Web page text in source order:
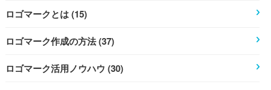
ロゴマークとは (15)
ロゴマーク作成の方法 (37)
ロゴマーク活用ノウハウ (30)